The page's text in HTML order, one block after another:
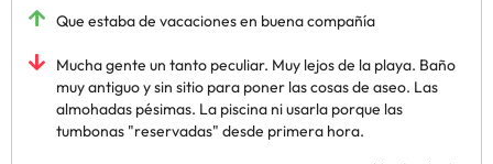
Que estaba de vacaciones en buena compañía
Mucha gente un tanto peculiar. Muy lejos de la playa. Baño
muy antiguo y sin sitio para poner las cosas de aseo. Las
almohadas pésimas. La piscina ni usarla porque las
tumbonas "reservadas" desde primera hora.